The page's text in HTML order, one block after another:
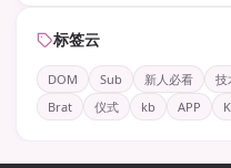
标签云
DOM Sub 新人必看 技
Brat
仪式 kb APP